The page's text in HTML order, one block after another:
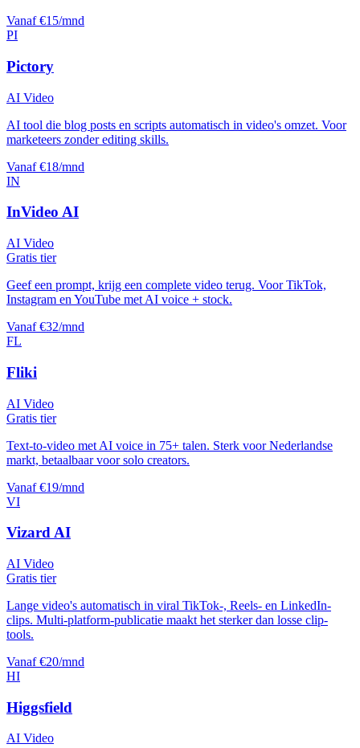
Vanaf €15/mnd
PI
Pictory
AI Video
AI tool die blog posts en scripts automatisch in video's omzet. Voor
marketeers zonder editing skills.
Vanaf €18/mnd
IN
InVideo AI
AI Video
Gratis tier
Geef een prompt, krijg een complete video terug. Voor TikTok,
Instagram en YouTube met AI voice + stock.
Vanaf €32/mnd
FL
Fliki
AI Video
Gratis tier
Text-to-video met AI voice in 75+ talen. Sterk voor Nederlandse
markt, betaalbaar voor solo creators.
Vanaf €19/mnd
VI
Vizard AI
AI Video
Gratis tier
Lange video's automatisch in viral TikTok-, Reels- en LinkedIn-
clips. Multi-platform-publicatie maakt het sterker dan losse clip-
tools.
Vanaf €20/mnd
HI
Higgsfield
AI Video